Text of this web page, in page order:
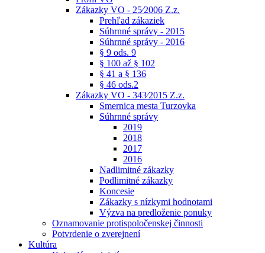
Zákazky VO - 25⁄2006 Z.z.
Prehľad zákaziek
Súhrnné správy - 2015
Súhrnné správy - 2016
§ 9 ods. 9
§ 100 až § 102
§ 41 a § 136
§ 46 ods.2
Zákazky VO - 343⁄2015 Z.z.
Smernica mesta Turzovka
Súhrnné správy
2019
2018
2017
2016
Nadlimitné zákazky
Podlimitné zákazky
Koncesie
Zákazky s nízkymi hodnotami
Výzva na predloženie ponuky
Oznamovanie protispoločenskej činnosti
Potvrdenie o zverejnení
Kultúra